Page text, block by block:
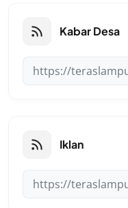
Kabar Desa
Iklan